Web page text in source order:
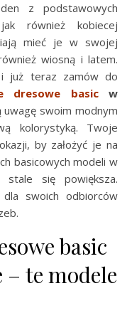
z podstawowych
również kobiecej
mieć je w swojej
wiosną i latem.
już teraz zamów do
dresowe basicw
swoim modnym
kolorystyką. Twoje
by założyć je na
basicowych modeli w
stale się powiększa.
swoich odbiorców
basic
te modele